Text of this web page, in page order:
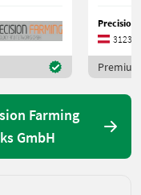
3123
Farming
GmbH